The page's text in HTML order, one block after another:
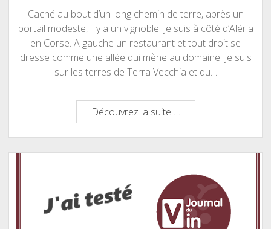
Caché au bout d’un long chemin de terre, après un
portail modeste, il y a un vignoble. Je suis à côté d’Aléria
en Corse. A gauche un restaurant et tout droit se
dresse comme une allée qui mène au domaine. Je suis
sur les terres de Terra Vecchia et du…
Découvrez la suite …
Domaine
de
Terra
Clos
Poggiale